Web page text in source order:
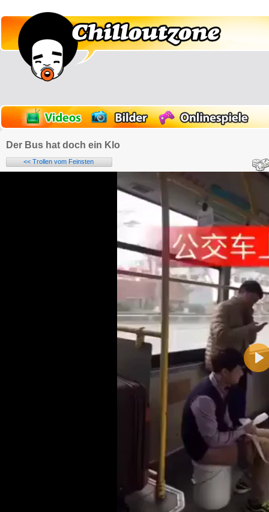
Der Bus hat doch ein Klo
<< Trollen vom Feinsten
Alle HTML-Tags außer <br>, <strike> und <i> werden aus Deinem Kommentar entfernt.
URLs werden automatisch umgewandelt. Bitte verwende "www." oder "http://" in URLs